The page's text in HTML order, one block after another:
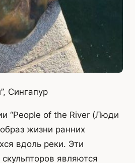
Сингапур
“People of the River (Люди
жизни ранних
вдоль реки. Эти
являются